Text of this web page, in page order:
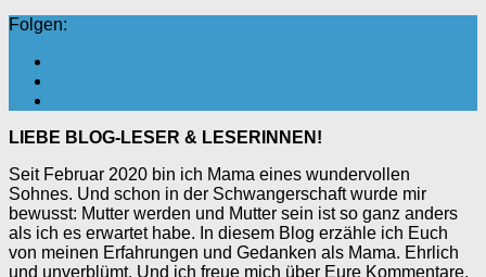
Folgen:
LIEBE BLOG-LESER & LESERINNEN!
Seit Februar 2020 bin ich Mama eines wundervollen
Sohnes. Und schon in der Schwangerschaft wurde mir
bewusst: Mutter werden und Mutter sein ist so ganz anders
als ich es erwartet habe. In diesem Blog erzähle ich Euch
von meinen Erfahrungen und Gedanken als Mama. Ehrlich
und unverblümt. Und ich freue mich über Eure Kommentare,